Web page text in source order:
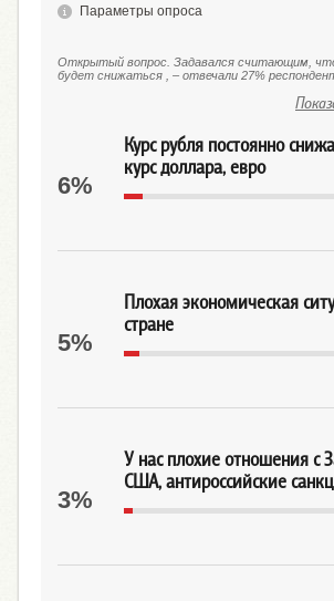
Параметры опроса
Открытый вопрос. Задавался считающим,
будет снижаться , – отвечали 27%
Курс рубля постоянно
курс доллара, евро
6%
Плохая экономическая
стране
5%
У нас плохие отношения с
США, антироссийские
3%